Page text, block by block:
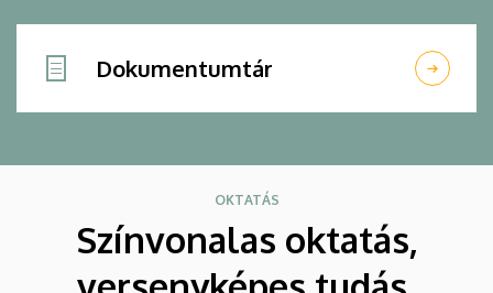
Dokumentumtár
OKTATÁS
Színvonalas oktatás,